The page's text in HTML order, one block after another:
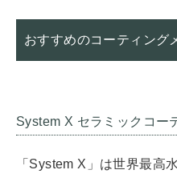
おすすめのコーティング
System X セラミックコー
「System X」は世界最高